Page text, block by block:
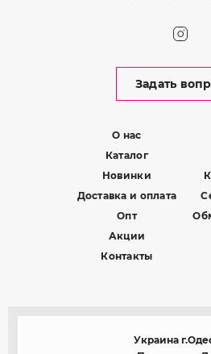
Задать
О нас
Каталог
Новинки
Доставка и оплата
Опт
Акции
Контакты
Украина